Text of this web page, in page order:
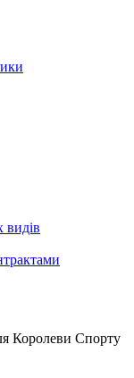
видів
Королеви Спорту